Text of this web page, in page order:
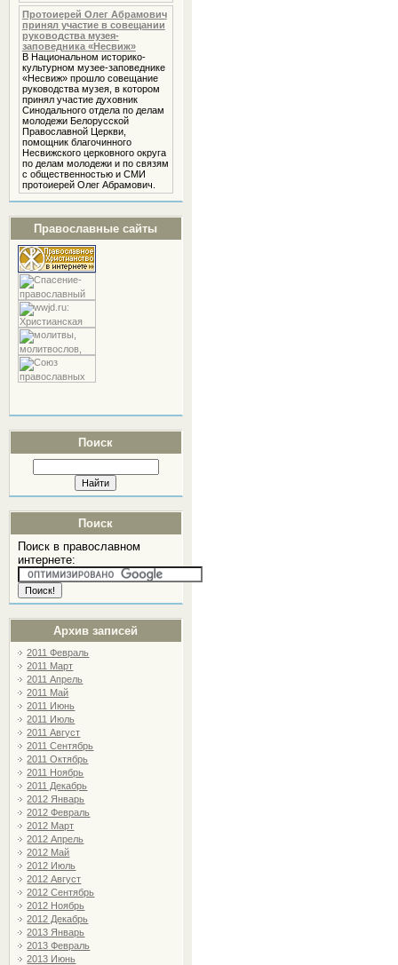
Протоиерей Олег Абрамович
принял участие в совещании
руководства музея-
заповедника «Несвиж»
В Национальном историко-
культурном музее-заповеднике
«Несвиж» прошло совещание
руководства музея, в котором
принял участие духовник
Cинодального отдела по делам
молодежи Белорусской
Православной Церкви,
помощник благочинного
Несвижского церковного округа
по делам молодежи и по связям
с общественностью и СМИ
протоиерей Олег Абрамович.
Православные сайты
Поиск
Поиск
Поиск в православном
интернете:
Архив записей
2011 Февраль
2011 Март
2011 Апрель
2011 Май
2011 Июнь
2011 Июль
2011 Август
2011 Сентябрь
2011 Октябрь
2011 Ноябрь
2011 Декабрь
2012 Январь
2012 Февраль
2012 Март
2012 Апрель
2012 Май
2012 Июль
2012 Август
2012 Сентябрь
2012 Ноябрь
2012 Декабрь
2013 Январь
2013 Февраль
2013 Июнь